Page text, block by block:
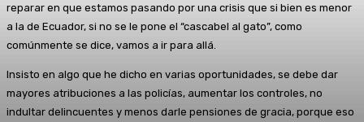
reparar en que estamos pasando por una crisis que si bien es menor
a la de Ecuador, si no se le pone el “cascabel al gato”, como
comúnmente se dice, vamos a ir para allá.
Insisto en algo que he dicho en varias oportunidades, se debe dar
mayores atribuciones a las policías, aumentar los controles, no
indultar delincuentes y menos darle pensiones de gracia, porque eso